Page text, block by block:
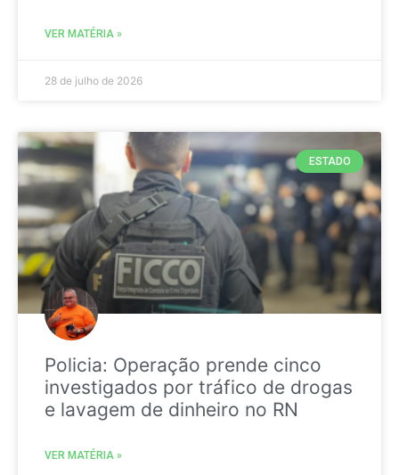
VER MATÉRIA »
28 de julho de 2026
ESTADO
Policia: Operação prende cinco
investigados por tráfico de drogas
e lavagem de dinheiro no RN
VER MATÉRIA »